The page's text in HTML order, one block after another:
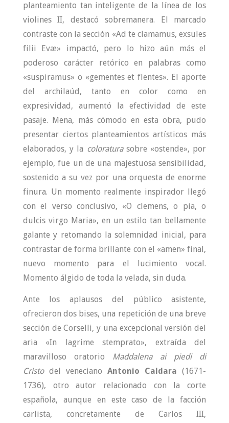
planteamiento tan inteligente de la línea de los
violines II, destacó sobremanera. El marcado
contraste con la sección «Ad te clamamus, exsules
filii Evæ» impactó, pero lo hizo aún más el
poderoso carácter retórico en palabras como
«suspiramus» o «gementes et flentes». El aporte
del archilaúd, tanto en color como en
expresividad, aumentó la efectividad de este
pasaje. Mena, más cómodo en esta obra, pudo
presentar ciertos planteamientos artísticos más
elaborados, y la coloraturasobre «ostende», por
ejemplo, fue un de una majestuosa sensibilidad,
sostenido a su vez por una orquesta de enorme
finura. Un momento realmente inspirador llegó
con el verso conclusivo, «O clemens, o pia, o
dulcis virgo Maria», en un estilo tan bellamente
galante y retomando la solemnidad inicial, para
contrastar de forma brillante con el «amen» final,
nuevo momento para el lucimiento vocal.
Momento álgido de toda la velada, sin duda.
Ante los aplausos del público asistente,
ofrecieron dos bises, una repetición de una breve
sección de Corselli, y una excepcional versión del
aria «In lagrime stemprato», extraída del
maravilloso oratorio Maddalena ai piedi di
Cristodel venecianoAntonio Caldara (1671-
1736), otro autor relacionado con la corte
española, aunque en este caso de la facción
carlista, concretamente de Carlos III,